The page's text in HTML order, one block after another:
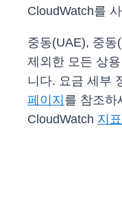
CloudWatch를
중동(UAE), 중동
제외한 모든 상
니다. 요금 세부
페이지 를 참조하
CloudWatch 지